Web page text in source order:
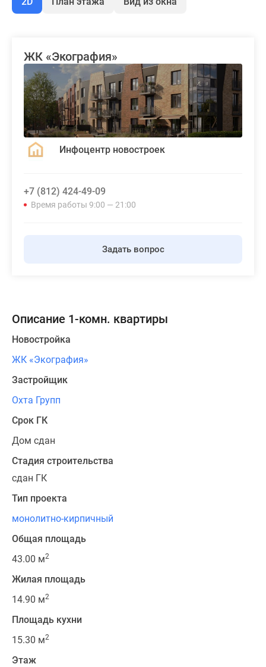
ЖК «Экография»
Инфоцентр новостроек
+7 (812) 424-49-09
Время работы 9:00 — 21:00
Задать вопрос
Описание 1-комн. квартиры
Новостройка
ЖК «Экография»
Застройщик
Охта Групп
Срок ГК
Дом сдан
Стадия строительства
сдан ГК
Тип проекта
монолитно-кирпичный
Общая площадь
43.00 м2
Жилая площадь
14.90 м2
Площадь кухни
15.30 м2
Этаж